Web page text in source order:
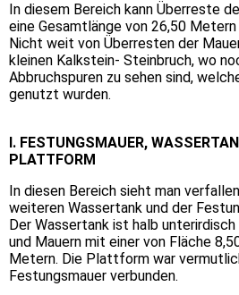
In diesem Bereich kann Überreste
eine Gesamtlänge von 26,50
Nicht weit von Überresten der
kleinen Kalkstein- Steinbruch, wo
Abbruchspuren zu sehen sind,
genutzt wurden.
I. FESTUNGSMAUER,
PLATTFORM
In diesen Bereich sieht man
weiteren Wassertank und der
Der Wassertank ist halb
und Mauern mit einer von Fläche
Metern. Die Plattform war
Festungsmauer verbunden.